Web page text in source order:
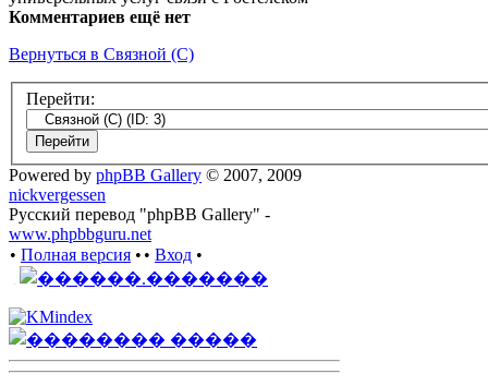
Комментариев ещё нет
Вернуться в Связной (С)
Перейти:
Powered by phpBB Gallery © 2007, 2009
nickvergessen
Русский перевод "phpBB Gallery" -
www.phpbbguru.net
• Полная версия • • Вход •